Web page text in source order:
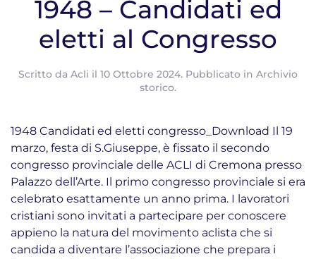
1948 – Candidati ed
eletti al Congresso
Scritto da Acli il 10 Ottobre 2024. Pubblicato in Archivio
storico.
1948 Candidati ed eletti congresso_Download Il 19
marzo, festa di S.Giuseppe, è fissato il secondo
congresso provinciale delle ACLI di Cremona presso
Palazzo dell’Arte. Il primo congresso provinciale si era
celebrato esattamente un anno prima. I lavoratori
cristiani sono invitati a partecipare per conoscere
appieno la natura del movimento aclista che si
candida a diventare l’associazione che prepara i